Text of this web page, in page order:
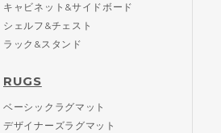
キャビネット&サイドボード
シェルフ&チェスト
ラック&スタンド
RUGS
ベーシックラグマット
デザイナーズラグマット